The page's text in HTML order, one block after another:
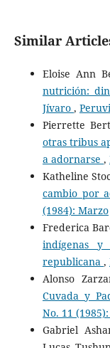
Similar
Eloise Ann
nutrición:
Jívaro ,
Pierrette
otras tribus
a adornarse ,
Katheline
cambio por
(1984): Marzo
Frederica
indígenas
republicana ,
Alonso
Cuvada y
No. 11
Gabriel